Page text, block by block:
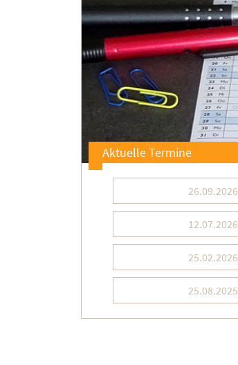
Aktuelle Termine
26.09.2026
12.07.2026
25.02.2026
25.08.2025